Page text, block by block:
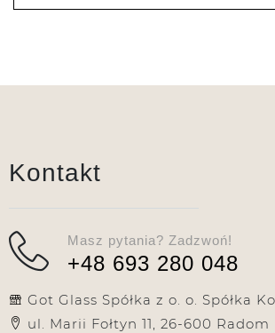
Kontakt
Masz pytania? Zadzwoń!
+48 693 280 048
Got Glass Spółka z o. o. Spółka
ul. Marii Fołtyn 11, 26-600 Radom